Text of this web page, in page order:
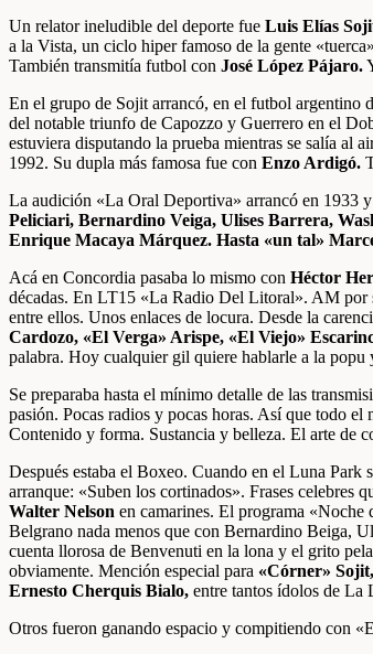
Un relator ineludible del deporte fue Luis Elías
a la Vista, un ciclo hiper famoso de la gente
También transmitía futbol con José López Pájaro.
En el grupo de Sojit arrancó, en el futbol argentino
del notable triunfo de Capozzo y Guerrero en el
estuviera disputando la prueba mientras se salía al
1992. Su dupla más famosa fue con Enzo Ardigó.
La audición «La Oral Deportiva» arrancó en 1933
Peliciari, Bernardino Veiga, Ulises Barrera,
Enrique Macaya Márquez. Hasta «un tal»
Acá en Concordia pasaba lo mismo con Héctor
décadas. En LT15 «La Radio Del Litoral». AM por
entre ellos. Unos enlaces de locura. Desde la
Cardozo, «El Verga» Arispe, «El Viejo»
palabra. Hoy cualquier gil quiere hablarle a la popu
Se preparaba hasta el mínimo detalle de las
pasión. Pocas radios y pocas horas. Así que todo
Contenido y forma. Sustancia y belleza. El arte de
Después estaba el Boxeo. Cuando en el Luna
arranque: «Suben los cortinados». Frases celebres
Walter Nelson en camarines. El programa
Belgrano nada menos que con Bernardino Beiga,
cuenta llorosa de Benvenuti en la lona y el grito
obviamente. Mención especial para «Córner»
Ernesto Cherquis Bialo, entre tantos ídolos de La
Otros fueron ganando espacio y compitiendo con